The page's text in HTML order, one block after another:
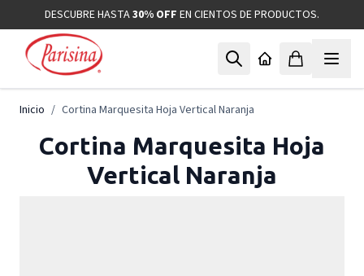
Ir al contenidoDESCUBRE HASTA30% OFF EN CIENTOS DE PRODUCTOS.
Inicio / Cortina Marquesita Hoja Vertical Naranja
Cortina Marquesita Hoja
Vertical Naranja